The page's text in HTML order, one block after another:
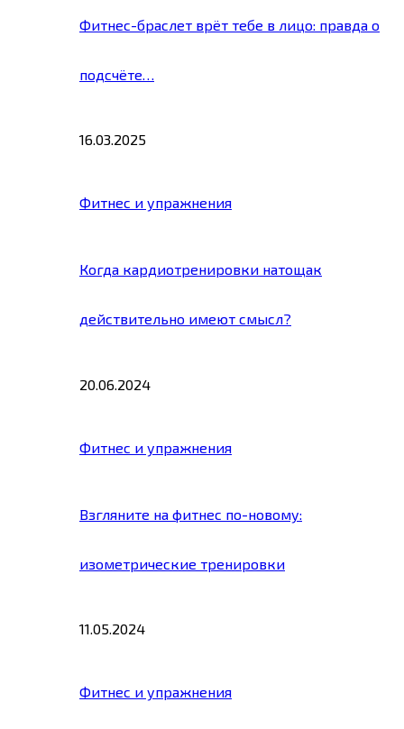
Фитнес-браслет врёт тебе в лицо: правда о
подсчёте…
16.03.2025
Фитнес и упражнения
Когда кардиотренировки натощак
действительно имеют смысл?
20.06.2024
Фитнес и упражнения
Взгляните на фитнес по-новому:
изометрические тренировки
11.05.2024
Фитнес и упражнения